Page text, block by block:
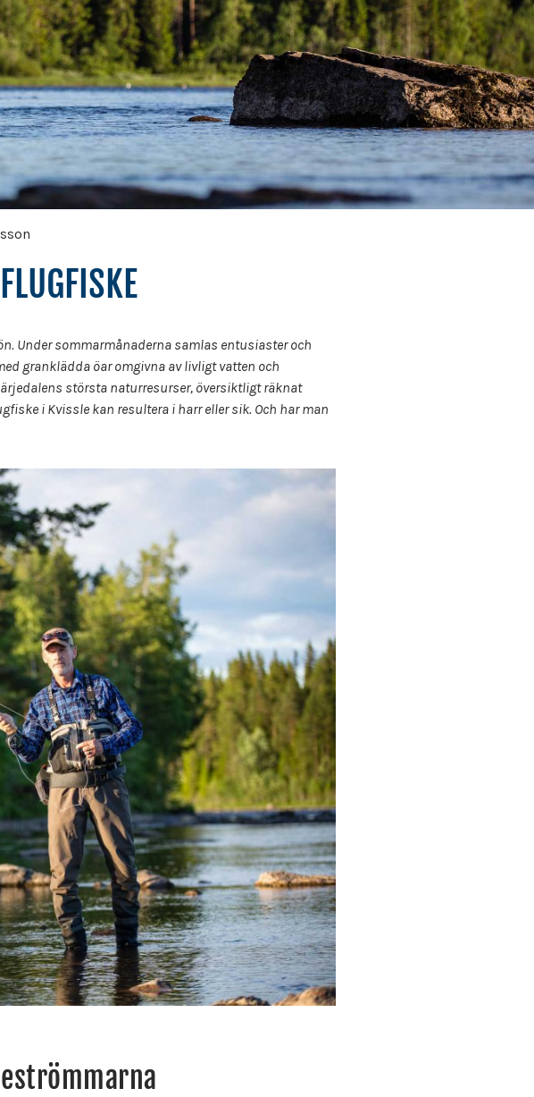
Under sommarmånaderna samlas entusiaster och
granklädda öar omgivna av livligt vatten och
största naturresurser, översiktligt räknat
i Kvissle kan resultera i harr eller sik. Och har man